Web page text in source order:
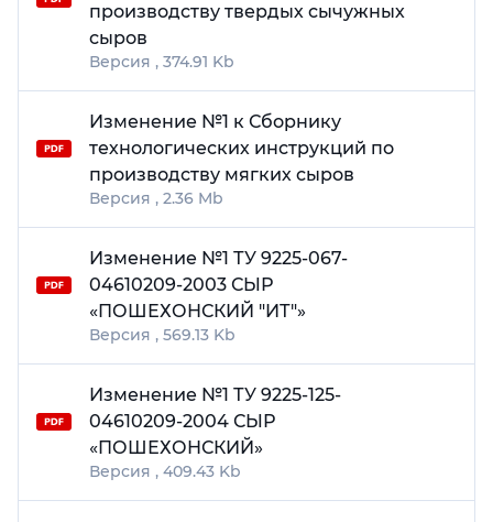
производству твердых сычужных
сыров
374.91 Kb
Изменение №1 к Сборнику
технологических инструкций по
производству мягких сыров
2.36 Mb
Изменение №1 ТУ 9225-067-
04610209-2003 СЫР
«ПОШЕХОНСКИЙ "ИТ"»
569.13 Kb
Изменение №1 ТУ 9225-125-
04610209-2004 СЫР
«ПОШЕХОНСКИЙ»
409.43 Kb